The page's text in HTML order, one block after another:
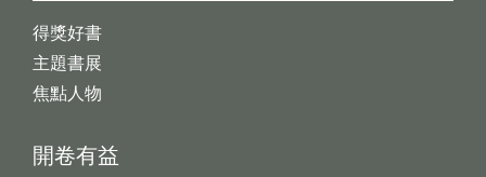
開卷有益
得獎好書
主題書展
焦點人物